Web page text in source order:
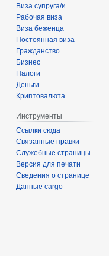
Виза супруга/и
Рабочая виза
Виза беженца
Постоянная виза
Гражданство
Бизнес
Налоги
Деньги
Криптовалюта
Инструменты
Ссылки сюда
Связанные правки
Служебные страницы
Версия для печати
Сведения о странице
Данные cargo